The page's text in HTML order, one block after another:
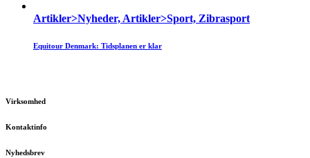
Artikler>Nyheder, Artikler>Sport, Zibrasport
Equitour Denmark: Tidsplanen er klar
Virksomhed
Kontaktinfo
Nyhedsbrev